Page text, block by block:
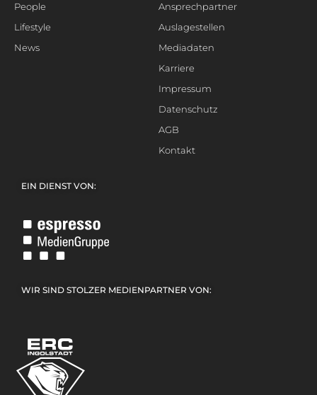
People
Lifestyle
News
Ansprechpartner
Auslagestellen
Mediadaten
Karriere
Impressum
Datenschutz
AGB
Kontakt
EIN DIENST VON:
WIR SIND STOLZER MEDIENPARTNER VON: